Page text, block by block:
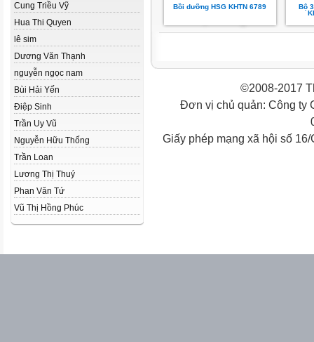
Cung Triều Vỹ
Hua Thi Quyen
lê sim
Dương Văn Thạnh
nguyễn ngọc nam
Bùi Hải Yến
Điệp Sinh
Trần Uy Vũ
Nguyễn Hữu Thống
Trần Loan
Lương Thị Thuý
Phan Văn Tứ
Vũ Thị Hồng Phúc
Bồi dưỡng HSG KHTN 6789
Bộ
©2008-2017
Đơn vị chủ quản: Công ty
Giấy phép mạng xã hội số